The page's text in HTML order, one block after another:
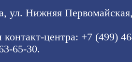
ул. Нижняя
центра: +7 (499)
65-30.